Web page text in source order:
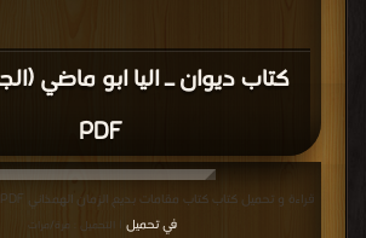
كتاب ديوان ـ اليا ابو ماضي
PDF
قراءة و تحميل كتاب كتاب مقامات بديع الزمان الهمذاني PDF مجانا | مكتبة >
في تحميل
| التحميل : مرة/مرات